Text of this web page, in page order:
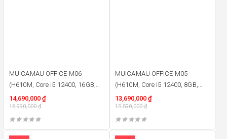
MUICAMAU OFFICE M06
(H610M, Core i5 12400, 16GB,
500W, 480GB)
14,690,000 ₫
16,990,000₫
MUICAMAU OFFICE M05
(H610M, Core i5 12400, 8GB,
500W, 480GB)
13,690,000 ₫
15,590,000₫